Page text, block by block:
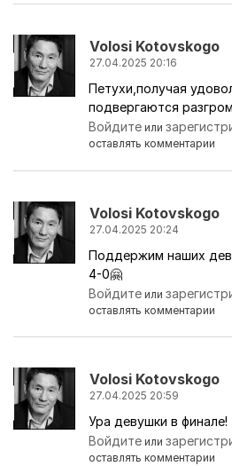
Volosi Kotovskogo
27.04.2025 20:16
Петухи,получая
подвергаются
Войдите или
оставлять комментарии
Volosi Kotovskogo
27.04.2025 20:24
Поддержим наших
4-0🤗
Войдите или
оставлять комментарии
Volosi Kotovskogo
27.04.2025 20:59
Ура девушки в финале!
Войдите или
оставлять комментарии